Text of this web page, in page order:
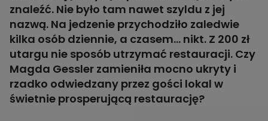
znaleźć. Nie było tam nawet szyldu z jej
nazwą. Na jedzenie przychodziło zaledwie
kilka osób dziennie, a czasem... nikt. Z 200 zł
utargu nie sposób utrzymać restauracji. Czy
Magda Gessler zamieniła mocno ukryty i
rzadko odwiedzany przez gości lokal w
świetnie prosperującą restaurację?